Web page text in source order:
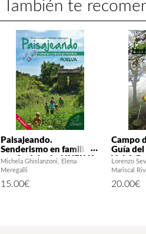
También te
Paisajeando.
Senderismo en familia
por Andalucía. HUELVA
(2ª ed.)
Michela Ghislanzoni
Elena
Meregalli
15.00€
Campo
Guía
Vol. I:
(2ª ed.)
Lorenzo
Mariscal
20.00€